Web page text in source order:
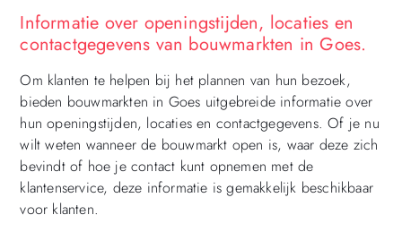
Informatie over openingstijden, locaties en
contactgegevens van bouwmarkten in Goes.
Om klanten te helpen bij het plannen van hun bezoek,
bieden bouwmarkten in Goes uitgebreide informatie over
hun openingstijden, locaties en contactgegevens. Of je nu
wilt weten wanneer de bouwmarkt open is, waar deze zich
bevindt of hoe je contact kunt opnemen met de
klantenservice, deze informatie is gemakkelijk beschikbaar
voor klanten.